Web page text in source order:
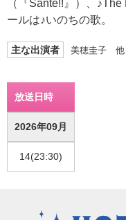
（『Sante!!』）、
ールは♪いのちの歌。
主な出演者 美穂圭子 他
放送日時
2026年09月
14(23:30)